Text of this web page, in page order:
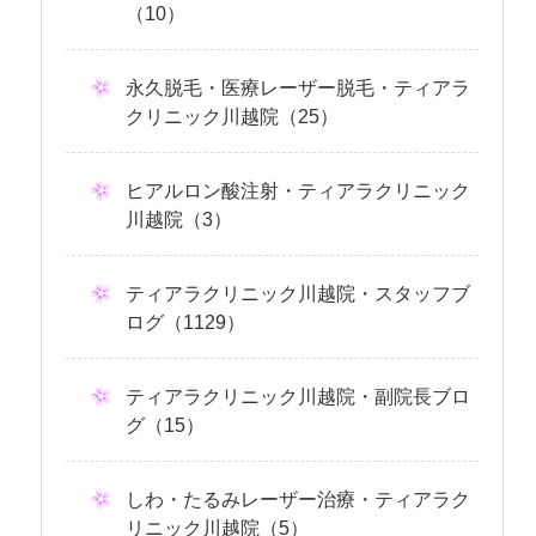
（10）
永久脱毛・医療レーザー脱毛・ティアラ
クリニック川越院（25）
ヒアルロン酸注射・ティアラクリニック
川越院（3）
ティアラクリニック川越院・スタッフブ
ログ（1129）
ティアラクリニック川越院・副院長ブロ
グ（15）
しわ・たるみレーザー治療・ティアラク
リニック川越院（5）